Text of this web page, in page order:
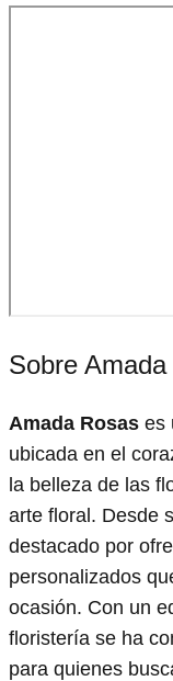
Sobre
Amada Rosas es
ubicada en el
la belleza de las
arte floral. Desde
destacado por
personalizados
ocasión. Con un
floristería se ha
para quienes